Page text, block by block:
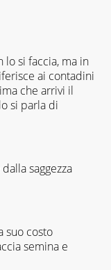
lo si faccia, ma in
ai contadini
che arrivi il
si parla di
saggezza
suo costo
semina e